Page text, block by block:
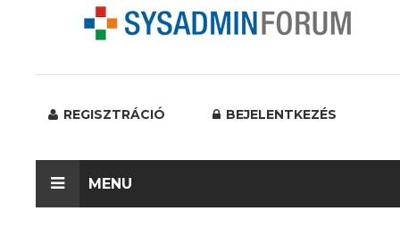
REGISZTRÁCIÓ BEJELENTKEZÉS
MENU